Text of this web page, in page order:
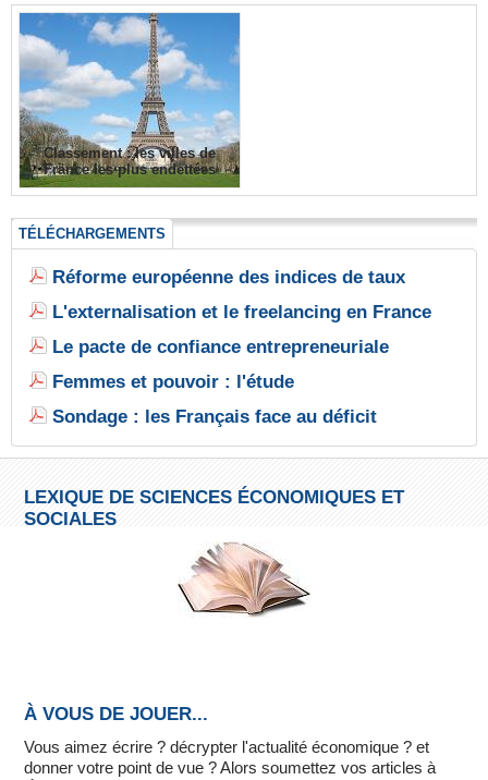
Classement : les villes de
France les plus endettées
TÉLÉCHARGEMENTS
Réforme européenne des indices de taux
L'externalisation et le freelancing en France
Le pacte de confiance entrepreneuriale
Femmes et pouvoir : l'étude
Sondage : les Français face au déficit
LEXIQUE DE SCIENCES ÉCONOMIQUES ET
SOCIALES
À VOUS DE JOUER...
Vous aimez écrire ? décrypter l'actualité économique ? et
donner votre point de vue ? Alors soumettez vos articles à